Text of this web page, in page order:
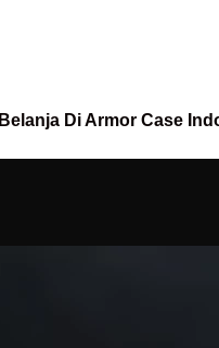
Belanja Di Armor Case